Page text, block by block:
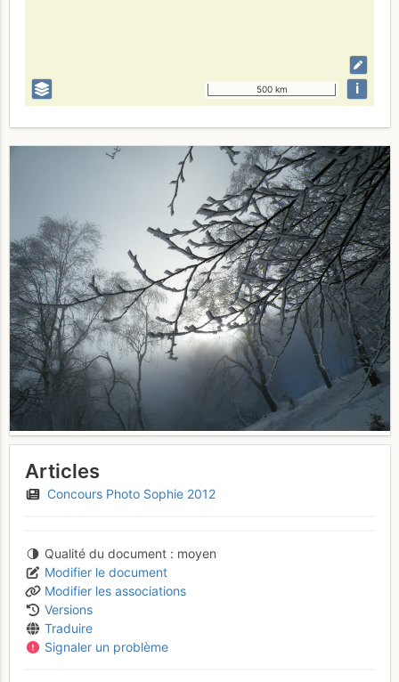
500 km i
Articles
Concours Photo Sophie 2012
Qualité du document
moyen
Modifier le document
Modifier les associations
Versions
Traduire
Signaler un problème